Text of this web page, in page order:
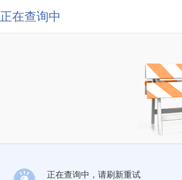
正在查询中
正在查询中，请刷新重试